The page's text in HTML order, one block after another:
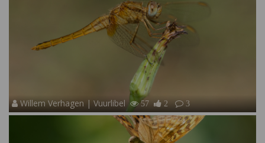
Willem Verhagen | Vuurlibel 57 2 3